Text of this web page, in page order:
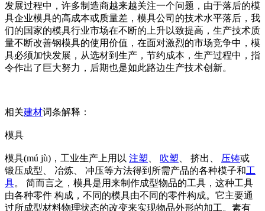
发展过程中，许多制造商越来越关注一个问题，由于落后的模
具企业模具的高成本或质量差，模具公司的技术水平落后，我
们的国家的模具行业市场在不断的上升以致提高，生产技术质
量不断改善钢模具的使用价值，在面对激烈的市场竞争中，模
具必须加快发展，从选材到生产，节约成本，生产过程中，指
令作出了巨大努力，后期也是如此路边生产技术创新。
相关建材词条解释：
模具
模具(mú jù)，工业生产上用以 注塑 吹塑 、 挤出、 压铸或
锻压成型、 冶炼、 冲压等方法得到所需产品的各种模子和工
具。 简而言之，模具是用来制作成型物品的工具，这种工具
由各种零件 构成，不同的模具由不同的零件构成。它主要通
过所成型材料物理状态的改变来实现物品外形的加工。素有